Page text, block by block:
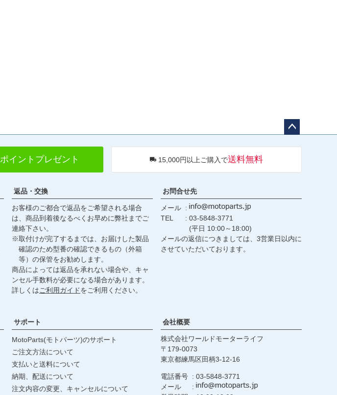
へ
ポイントプレゼント 15,000円以上ご購入で送料無料
返品・交換
お客様のご都合で返品をご希望される場合
は、商品到着後なるべくお早めに弊社までご
連絡下さい。
※取付けが完了するまでは、お届けした製品
確認のため型番の確認できるもの（外箱
等）の保管をお勧めします。
商品によっては返品を承れない場合や、キャ
ンセル手数料が必要になる場合があります。
詳しくはご利用ガイドをご利用ください。
お問合せ先
メール
TEL
03-5848-3771
(平日 10:00～18:00)
メールの返信につきましては、3営業日以内に
させていただいております。
サポート
MotoParts(モトパーツ)のサポート
ご注文方法について
支払いと送料について
納期、配送について
注文内容の変更、キャンセルについて
会社概要
株式会社ワールドモーターライフ
179-0073
東京都練馬区田柄3-12-16
電話番号
03-5848-3771
メール